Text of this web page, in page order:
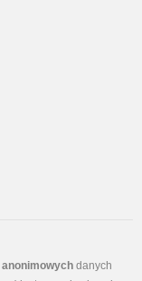
anonimowych danych